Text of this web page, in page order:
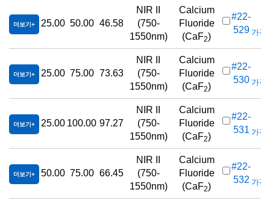
더보기 25.00 50.00 46.58
NIR II
(750-
1550nm)
Calcium
Fluoride
(CaF2)
#22-
529 가격
더보기 25.00 75.00 73.63
NIR II
(750-
1550nm)
Calcium
Fluoride
(CaF2)
#22-
530 가격
더보기 25.00 100.00 97.27
NIR II
(750-
1550nm)
Calcium
Fluoride
(CaF2)
#22-
531 가격
더보기 50.00 75.00 66.45
NIR II
(750-
1550nm)
Calcium
Fluoride
(CaF2)
#22-
532 가격